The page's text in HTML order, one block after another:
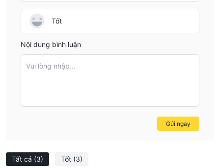
Tất cả (3) Tốt (3)
Tốt
Nội dung bình luận
Vui lòng nhập...
Gửi ngay